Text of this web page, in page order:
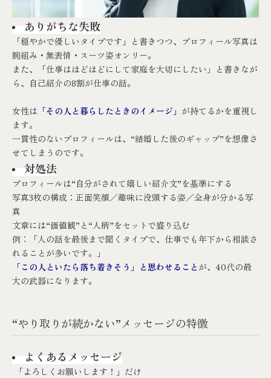
ありがちな失敗
「穏やかで優しいタイプです」と書きつつ、プロフィール写真は
腕組み・無表情・スーツ姿オンリー。
また、「仕事はほどほどにして家庭を大切にしたい」と書きなが
ら、自己紹介の8割が仕事の話。
女性は 「その人と暮らしたときのイメージ」 が持てるかを重視し
ます。
一貫性のないプロフィールは、“結婚した後のギャップ”を想像さ
せてしまうのです。
対処法
プロフィールは“自分がされて嬉しい紹介文”を基準にする
写真3枚の構成：正面笑顔／趣味に没頭する姿／全身が分かる写
真
文章には“価値観”と“人柄”をセットで盛り込む
例：「人の話を最後まで聞くタイプで、仕事でも年下から相談さ
れることが多いです。」
「この人といたら落ち着きそう」と思わせること が、40代の最
大の武器になります。
“やり取りが続かない”メッセージの特徴
よくあるメッセージ
「よろしくお願いします！」だけ